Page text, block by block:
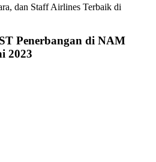
dan Staff Airlines Terbaik di
Penerbangan di NAM
2023